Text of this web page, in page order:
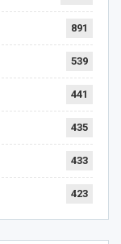
891
539
441
435
433
423